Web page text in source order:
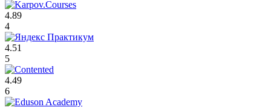
4.89
4
4.51
5
4.49
6